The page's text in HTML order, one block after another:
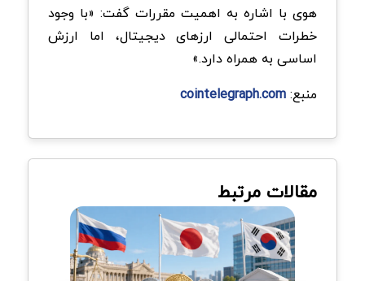
هوی با اشاره به اهمیت مقررات گفت: «با وجود
خطرات احتمالی ارزهای دیجیتال، اما ارزش
اساسی به همراه دارد.»
منبع:cointelegraph.com
مقالات مرتبط